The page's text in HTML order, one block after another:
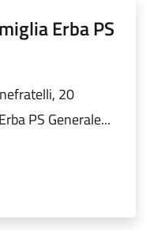
Erba PS
20
PS Generale...